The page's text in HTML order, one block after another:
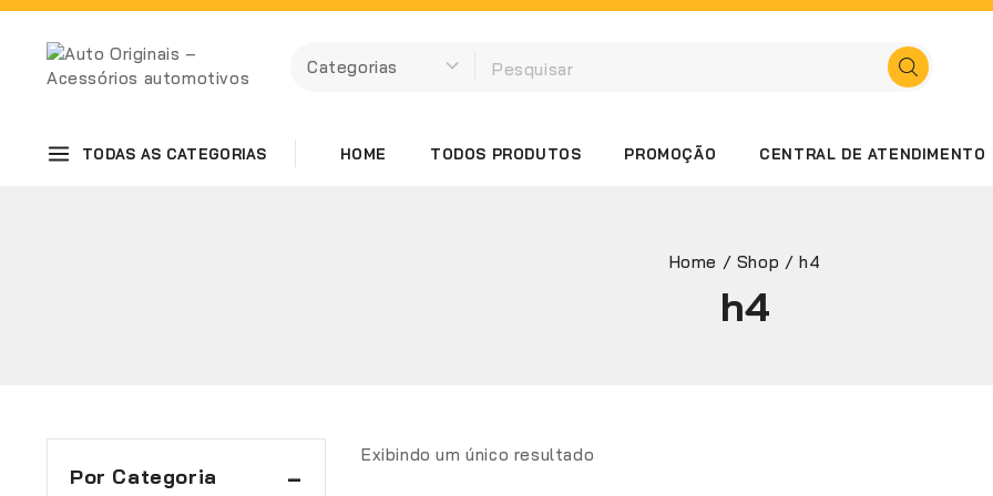
TODAS AS CATEGORIAS HOME TODOS PRODUTOS PROMOÇÃO CENTRAL DE ATENDIMENTO
Home / Shop / h4
h4
Exibindo um único resultado
Por Categoria